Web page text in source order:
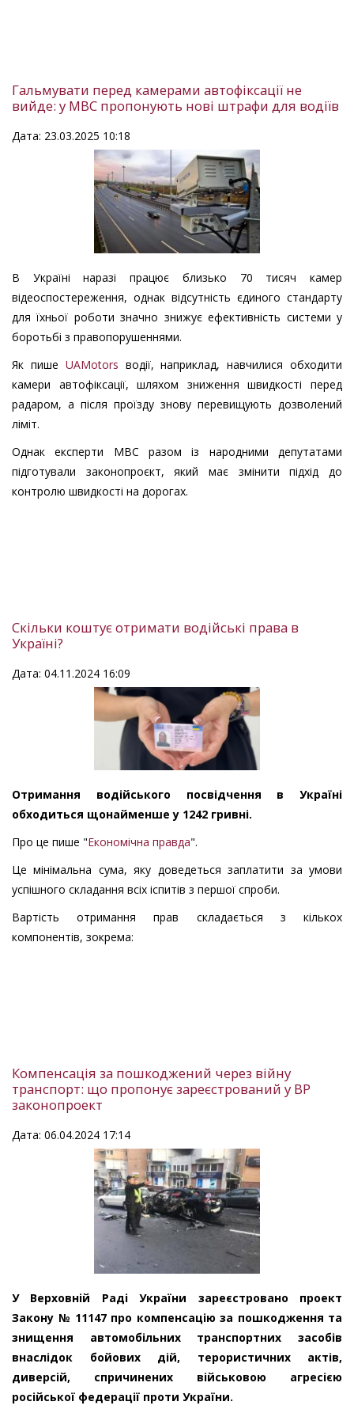
Гальмувати перед камерами автофіксації не
вийде: у МВС пропонують нові штрафи для водіїв
Дата: 23.03.2025 10:18
В Україні наразі працює близько 70 тисяч камер
відеоспостереження, однак відсутність єдиного стандарту
для їхньої роботи значно знижує ефективність системи у
боротьбі з правопорушеннями.
Як пише UAMotors водії, наприклад, навчилися обходити
камери автофіксації, шляхом зниження швидкості перед
радаром, а після проїзду знову перевищують дозволений
ліміт.
Однак експерти МВС разом із народними депутатами
підготували законопроєкт, який має змінити підхід до
контролю швидкості на дорогах.
Скільки коштує отримати водійські права в
Україні?
Дата: 04.11.2024 16:09
Отримання водійського посвідчення в Україні
обходиться щонайменше у 1242 гривні.
Про це пише "Економічна правда".
Це мінімальна сума, яку доведеться заплатити за умови
успішного складання всіх іспитів з першої спроби.
Вартість отримання прав складається з кількох
компонентів, зокрема:
Компенсація за пошкоджений через війну
транспорт: що пропонує зареєстрований у ВР
законопроект
Дата: 06.04.2024 17:14
У Верховній Раді України зареєстровано проект
Закону № 11147 про компенсацію за пошкодження та
знищення автомобільних транспортних засобів
внаслідок бойових дій, терористичних актів,
диверсій, спричинених військовою агресією
російської федерації проти України.